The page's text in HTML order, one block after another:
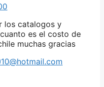
los catalogos y
es el costo de
muchas gracias